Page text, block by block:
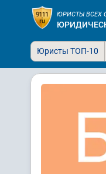
ЮРИСТЫ ВСЕХ
Юристы ТОП-10